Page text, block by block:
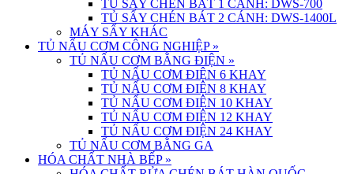
TỦ SẤY CHÉN BÁT 1 CÁNH: DWS-700
TỦ SẤY CHÉN BÁT 2 CÁNH: DWS-1400L
MÁY SẤY KHÁC
TỦ NẤU CƠM CÔNG NGHIỆP »
TỦ NẤU CƠM BẰNG ĐIỆN »
TỦ NẤU CƠM ĐIỆN 6 KHAY
TỦ NẤU CƠM ĐIỆN 8 KHAY
TỦ NẤU CƠM ĐIỆN 10 KHAY
TỦ NẤU CƠM ĐIỆN 12 KHAY
TỦ NẤU CƠM ĐIỆN 24 KHAY
TỦ NẤU CƠM BẰNG GA
HÓA CHẤT NHÀ BẾP »